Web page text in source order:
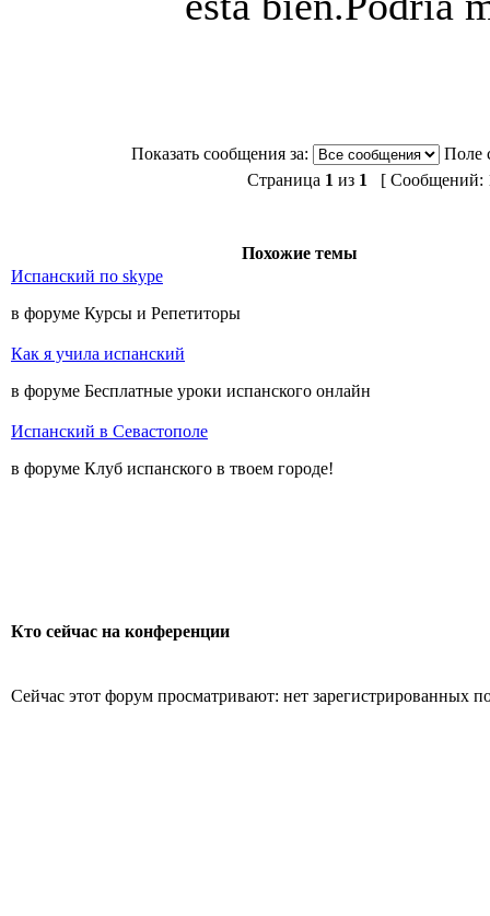
Показать сообщения за:
Поле
Страница 1 из 1 [ Сообщений:
Похожие темы
Испанский по skype
в форуме Курсы и Репетиторы
Как я учила испанский
в форуме Бесплатные уроки испанского онлайн
Испанский в Севастополе
в форуме Клуб испанского в твоем городе!
Кто сейчас на конференции
Сейчас этот форум просматривают: нет зарегистрированных